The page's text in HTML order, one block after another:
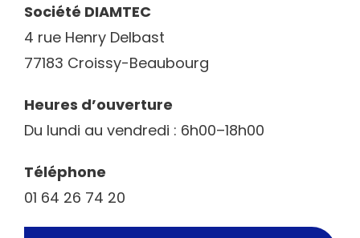
Société DIAMTEC
4 rue Henry Delbast
77183 Croissy-Beaubourg
Heures d’ouverture
Du lundi au vendredi : 6h00–18h00
Téléphone
01 64 26 74 20